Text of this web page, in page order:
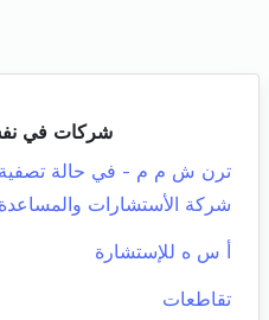
شركات في
ترن ش م م - في حالة تصفية
شركة الأستشارات
أ س ه للإستشارة
تقاطعات